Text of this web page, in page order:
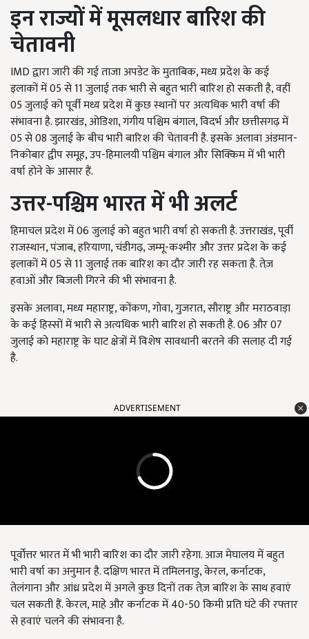
इन राज्यों में मूसलधार बारिश की
चेतावनी
IMD द्वारा जारी की गई ताजा अपडेट के मुताबिक, मध्य प्रदेश के कई
इलाकों में 05 से 11 जुलाई तक भारी से बहुत भारी बारिश हो सकती है, वहीं
05 जुलाई को पूर्वी मध्य प्रदेश में कुछ स्थानों पर अत्यधिक भारी वर्षा की
संभावना है. झारखंड, ओडिशा, गंगीय पश्चिम बंगाल, विदर्भ और छत्तीसगढ़ में
05 से 08 जुलाई के बीच भारी बारिश की चेतावनी है. इसके अलावा अंडमान-
निकोबार द्वीप समूह, उप-हिमालयी पश्चिम बंगाल और सिक्किम में भी भारी
वर्षा होने के आसार हैं.
उत्तर-पश्चिम भारत में भी अलर्ट
हिमाचल प्रदेश में 06 जुलाई को बहुत भारी वर्षा हो सकती है. उत्तराखंड, पूर्वी
राजस्थान, पंजाब, हरियाणा, चंडीगढ़, जम्मू-कश्मीर और उत्तर प्रदेश के कई
इलाकों में 05 से 11 जुलाई तक बारिश का दौर जारी रह सकता है. तेज़
हवाओं और बिजली गिरने की भी संभावना है.
इसके अलावा, मध्य महाराष्ट्र, कोंकण, गोवा, गुजरात, सौराष्ट्र और मराठवाड़ा
के कई हिस्सों में भारी से अत्यधिक भारी बारिश हो सकती है. 06 और 07
जुलाई को महाराष्ट्र के घाट क्षेत्रों में विशेष सावधानी बरतने की सलाह दी गई
है.
ADVERTISEMENT
पूर्वोत्तर भारत में भी भारी बारिश का दौर जारी रहेगा. आज मेघालय में बहुत
भारी वर्षा का अनुमान है. दक्षिण भारत में तमिलनाडु, केरल, कर्नाटक,
तेलंगाना और आंध्र प्रदेश में अगले कुछ दिनों तक तेज़ बारिश के साथ हवाएं
चल सकती हैं. केरल, माहे और कर्नाटक में 40-50 किमी प्रति घंटे की रफ्तार
से हवाएं चलने की संभावना है.